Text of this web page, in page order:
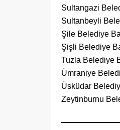
Sultangazi
Sultanbeyli
Şile Belediye
Şişli Belediye
Tuzla Belediye
Ümraniye
Üsküdar
Zeytinburnu